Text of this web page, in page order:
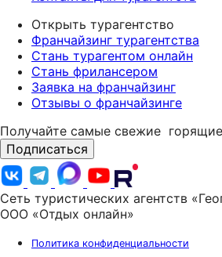
Открыть турагентство
Франчайзинг турагентства
Стань турагентом онлайн
Стань фрилансером
Заявка на франчайзинг
Отзывы о франчайзинге
Получайте самые свежие
Подписаться
Сеть туристических агентств
ООО «Отдых онлайн»
Политика конфиденциальности